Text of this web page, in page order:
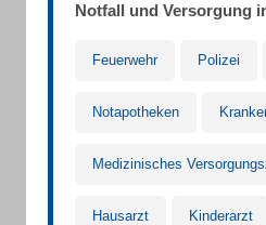
Notfall und Versorgung
Feuerwehr Polizei
Notapotheken
Medizinisches
Hausarzt Kinderarzt